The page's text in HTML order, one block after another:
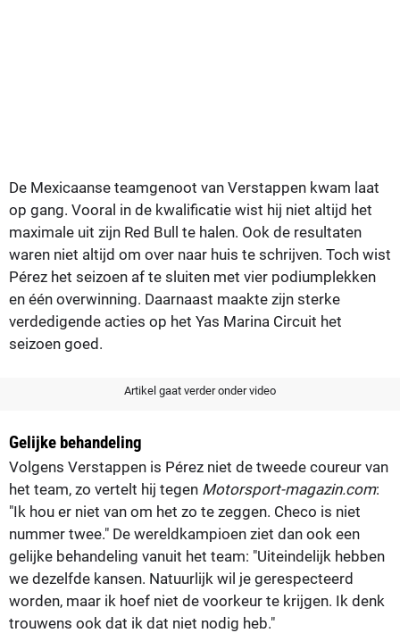
De Mexicaanse teamgenoot van Verstappen kwam laat
op gang. Vooral in de kwalificatie wist hij niet altijd het
maximale uit zijn Red Bull te halen. Ook de resultaten
waren niet altijd om over naar huis te schrijven. Toch wist
Pérez het seizoen af te sluiten met vier podiumplekken
en één overwinning. Daarnaast maakte zijn sterke
verdedigende acties op het Yas Marina Circuit het
seizoen goed.
Artikel gaat verder onder video
Gelijke behandeling
Volgens Verstappen is Pérez niet de tweede coureur van
het team, zo vertelt hij tegen Motorsport-magazin.com:
"Ik hou er niet van om het zo te zeggen. Checo is niet
nummer twee." De wereldkampioen ziet dan ook een
gelijke behandeling vanuit het team: "Uiteindelijk hebben
we dezelfde kansen. Natuurlijk wil je gerespecteerd
worden, maar ik hoef niet de voorkeur te krijgen. Ik denk
trouwens ook dat ik dat niet nodig heb."